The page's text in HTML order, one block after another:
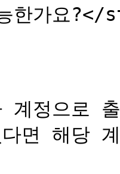
한가요?</
계정으로
다면 해당